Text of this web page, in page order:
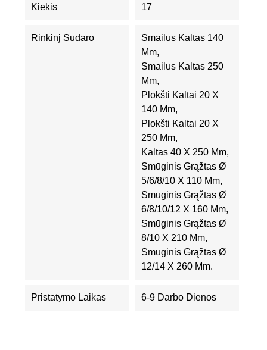
Kiekis 17
Rinkinį Sudaro
Smailus Kaltas 140
Mm,
Smailus Kaltas 250
Mm,
Plokšti Kaltai 20 X
140 Mm,
Plokšti Kaltai 20 X
250 Mm,
Kaltas 40 X 250 Mm,
Smūginis Grąžtas Ø
5/6/8/10 X 110 Mm,
Smūginis Grąžtas Ø
6/8/10/12 X 160 Mm,
Smūginis Grąžtas Ø
8/10 X 210 Mm,
Smūginis Grąžtas Ø
12/14 X 260 Mm.
Pristatymo Laikas 6-9 Darbo Dienos